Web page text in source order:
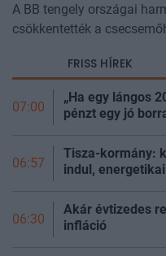
A BB tengely országai
csökkentették a
legalacsonyabb és
FRISS HÍREK
07:00
„Ha egy lángos
pénzt egy jó
06:57
Tisza-kormány:
indul,
06:30
Akár évtizedes
infláció